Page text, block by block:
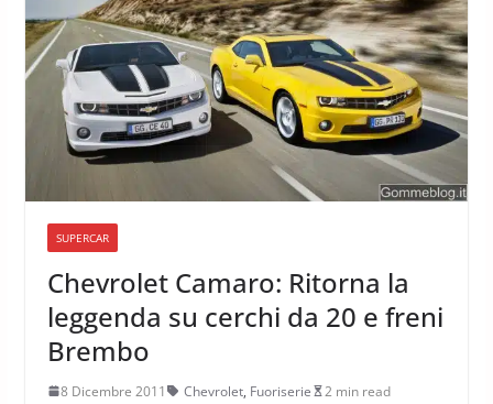
SUPERCAR
Chevrolet Camaro: Ritorna la
leggenda su cerchi da 20 e freni
Brembo
8 Dicembre 2011 Chevrolet, Fuoriserie 2 min read